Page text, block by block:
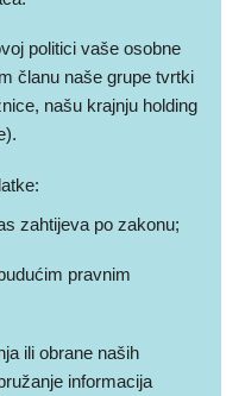
politici vaše osobne
članu naše grupe tvrtki
našu krajnju holding
zahtijeva po zakonu;
pravnim
ili obrane naših
informacija